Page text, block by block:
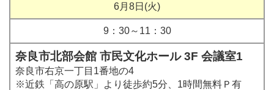
6月8日(火)
9：30～11：30
奈良市北部会館 市民文化ホール 3F 会議室1
奈良市右京一丁目1番地の4
※近鉄「高の原駅」より徒歩約5分、1時間無料Ｐ有